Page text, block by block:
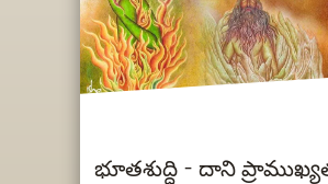
భూతశుద్ధి - దాని